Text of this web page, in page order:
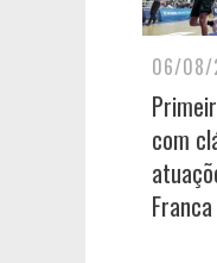
06/08/
com